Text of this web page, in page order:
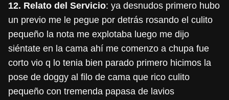
12. Relato del Servicio: ya desnudos primero hubo
un previo me le pegue por detrás rosando el culito
pequeño la nota me explotaba luego me dijo
siéntate en la cama ahí me comenzo a chupa fue
corto vio q lo tenia bien parado primero hicimos la
pose de doggy al filo de cama que rico culito
pequeño con tremenda papasa de lavios